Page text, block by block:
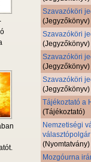
Szavazóköri
(Jegyzőkönyv)
Szavazóköri
(Jegyzőkönyv)
Szavazóköri
(Jegyzőkönyv)
Szavazóköri
(Jegyzőkönyv)
Tájékoztató a
(Tájékoztató)
Nemzetiségi
(Nyomtatvány)
Mozgóurna